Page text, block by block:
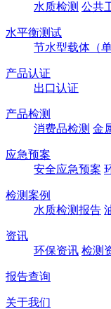
水质检测 公共
水平衡测试
节水型载体（
产品认证
出口认证
产品检测
消费品检测 金
应急预案
安全应急预案
检测案例
水质检测报告
资讯
环保资讯 检测
报告查询
关于我们